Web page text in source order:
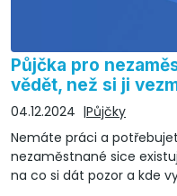
Půjčka pro
vědět, než si ji
04.12.2024
Půjčky
Nemáte práci a
nezaměstnané sice
na co si dát pozor a kde